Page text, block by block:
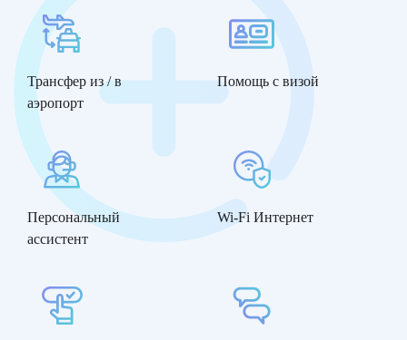
Трансфер из / в
аэропорт
Помощь с визой
Персональный
ассистент
Wi-Fi Интернет